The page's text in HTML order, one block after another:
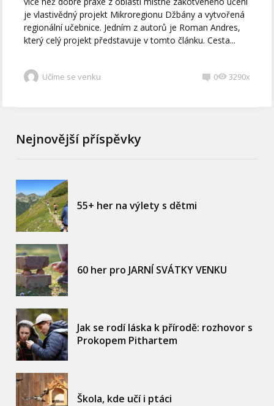
je vlastivědný projekt Mikroregionu Džbány a vytvořená
regionální učebnice. Jedním z autorů je Roman Andres,
který celý projekt představuje v tomto článku. Cesta...
Učíme se venku 0 3290x
Nejnovější příspěvky
55+ her na výlety s dětmi
60 her pro JARNÍ SVÁTKY VENKU
Jak se rodí láska k přírodě: rozhovor s
Prokopem Pithartem
Škola, kde učí i ptáci